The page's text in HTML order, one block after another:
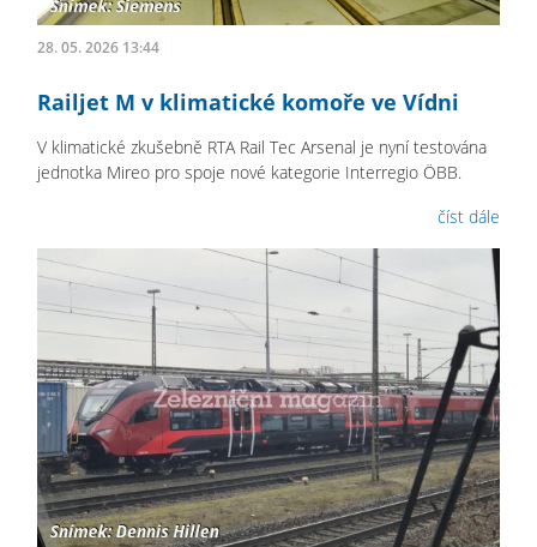
28. 05. 2026 13:44
Railjet M v klimatické komoře ve Vídni
V klimatické zkušebně RTA Rail Tec Arsenal je nyní testována
jednotka Mireo pro spoje nové kategorie Interregio ÖBB.
číst dále